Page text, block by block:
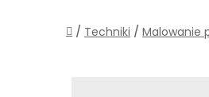
Home
/ Techniki / Malowanie